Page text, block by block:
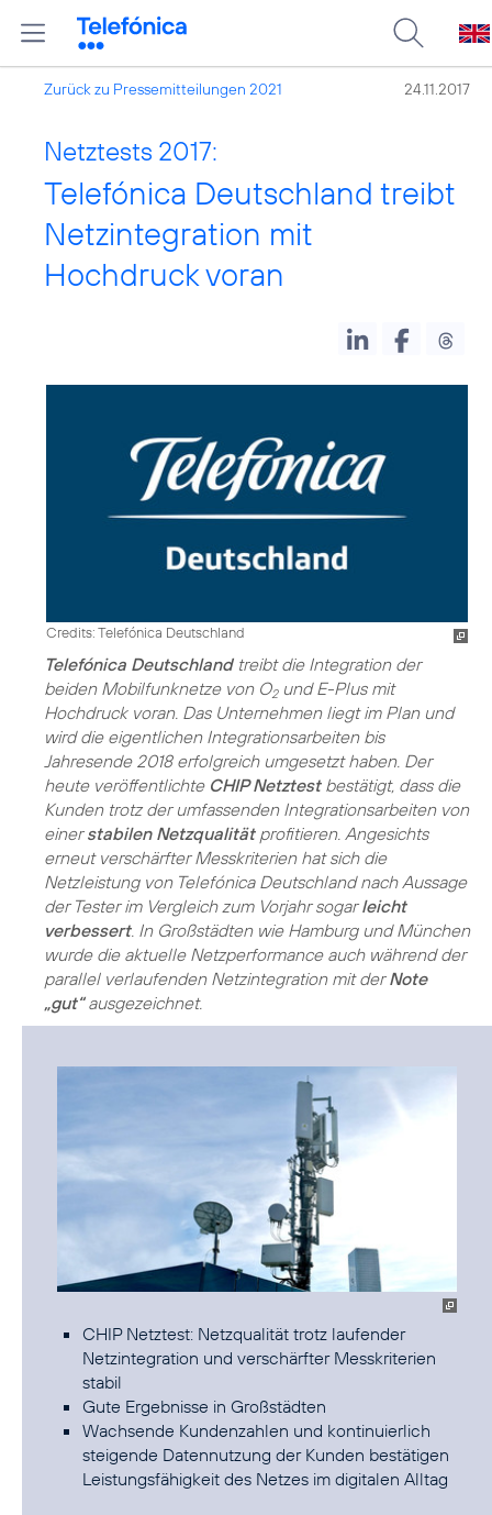
Zurück zu Pressemitteilungen 2021 24.11.2017
Netztests 2017:
Telefónica Deutschland treibt
Netzintegration mit
Hochdruck voran
Credits: Telefónica Deutschland
Telefónica Deutschlandtreibt die Integration der
beiden Mobilfunknetze von O2und E-Plus mit
Hochdruck voran. Das Unternehmen liegt im Plan und
wird die eigentlichen Integrationsarbeiten bis
Jahresende 2018 erfolgreich umgesetzt haben. Der
heute veröffentlichte CHIP Netztestbestätigt, dass die
Kunden trotz der umfassenden Integrationsarbeiten von
einerstabilen Netzqualitätprofitieren. Angesichts
erneut verschärfter Messkriterien hat sich die
Netzleistung von Telefónica Deutschland nach Aussage
der Tester im Vergleich zum Vorjahr sogarleicht
verbessert. In Großstädten wie Hamburg und München
wurde die aktuelle Netzperformance auch während der
parallel verlaufenden Netzintegration mit derNote
„gut“ausgezeichnet.
CHIP Netztest: Netzqualität trotz laufender
Netzintegration und verschärfter Messkriterien
stabil
Gute Ergebnisse in Großstädten
Wachsende Kundenzahlen und kontinuierlich
steigende Datennutzung der Kunden bestätigen
Leistungsfähigkeit des Netzes im digitalen Alltag